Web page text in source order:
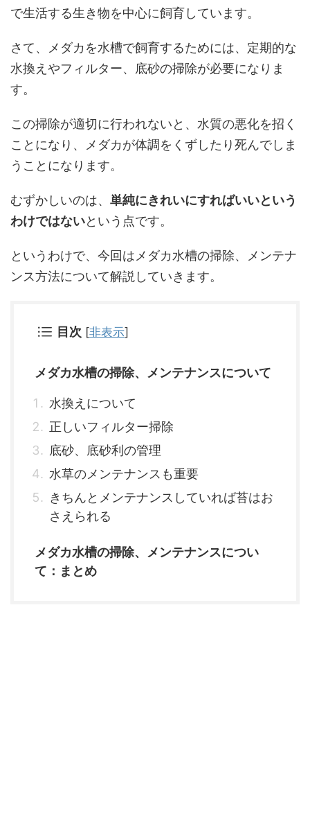
で生活する生き物を中心に飼育しています。
さて、メダカを水槽で飼育するためには、定期的な
水換えやフィルター、底砂の掃除が必要になりま
す。
この掃除が適切に行われないと、水質の悪化を招く
ことになり、メダカが体調をくずしたり死んでしま
うことになります。
むずかしいのは、 単純にきれいにすればいいという
わけではないという点です。
というわけで、今回はメダカ水槽の掃除、メンテナ
ンス方法について解説していきます。
目次 [非表示]
メダカ水槽の掃除、メンテナンスについて
水換えについて
正しいフィルター掃除
底砂、底砂利の管理
水草のメンテナンスも重要
きちんとメンテナンスしていれば苔はお
さえられる
メダカ水槽の掃除、メンテナンスについ
て：まとめ